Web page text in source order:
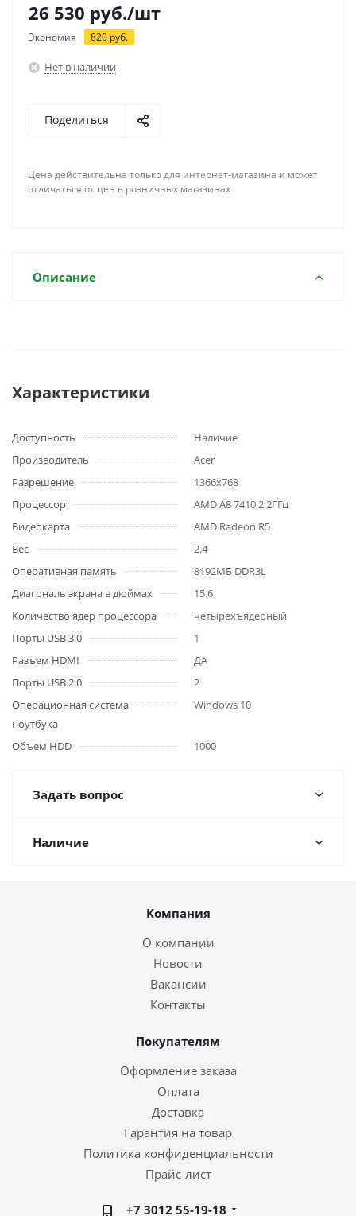
26 530 руб./шт
Экономия 820 руб.
Нет в наличии
Поделиться
Цена действительна только для интернет-магазина и может
отличаться от цен в розничных магазинах
Описание
Характеристики
Доступность
Наличие
Производитель
Acer
Разрешение
1366x768
Процессор
AMD A8 7410 2.2ГГц
Видеокарта
AMD Radeon R5
Вес
2.4
Оперативная память
8192МБ DDR3L
Диагональ экрана в дюймах
15.6
Количество ядер процессора
четырехъядерный
Порты USB 3.0
1
Разъем HDMI
ДА
Порты USB 2.0
2
Операционная система
ноутбука
Windows 10
Объем HDD 1000
Задать вопрос
Наличие
Компания
О компании
Новости
Вакансии
Контакты
Покупателям
Оформление заказа
Оплата
Доставка
Гарантия на товар
Политика конфиденциальности
Прайс-лист
+7 3012 55-19-18